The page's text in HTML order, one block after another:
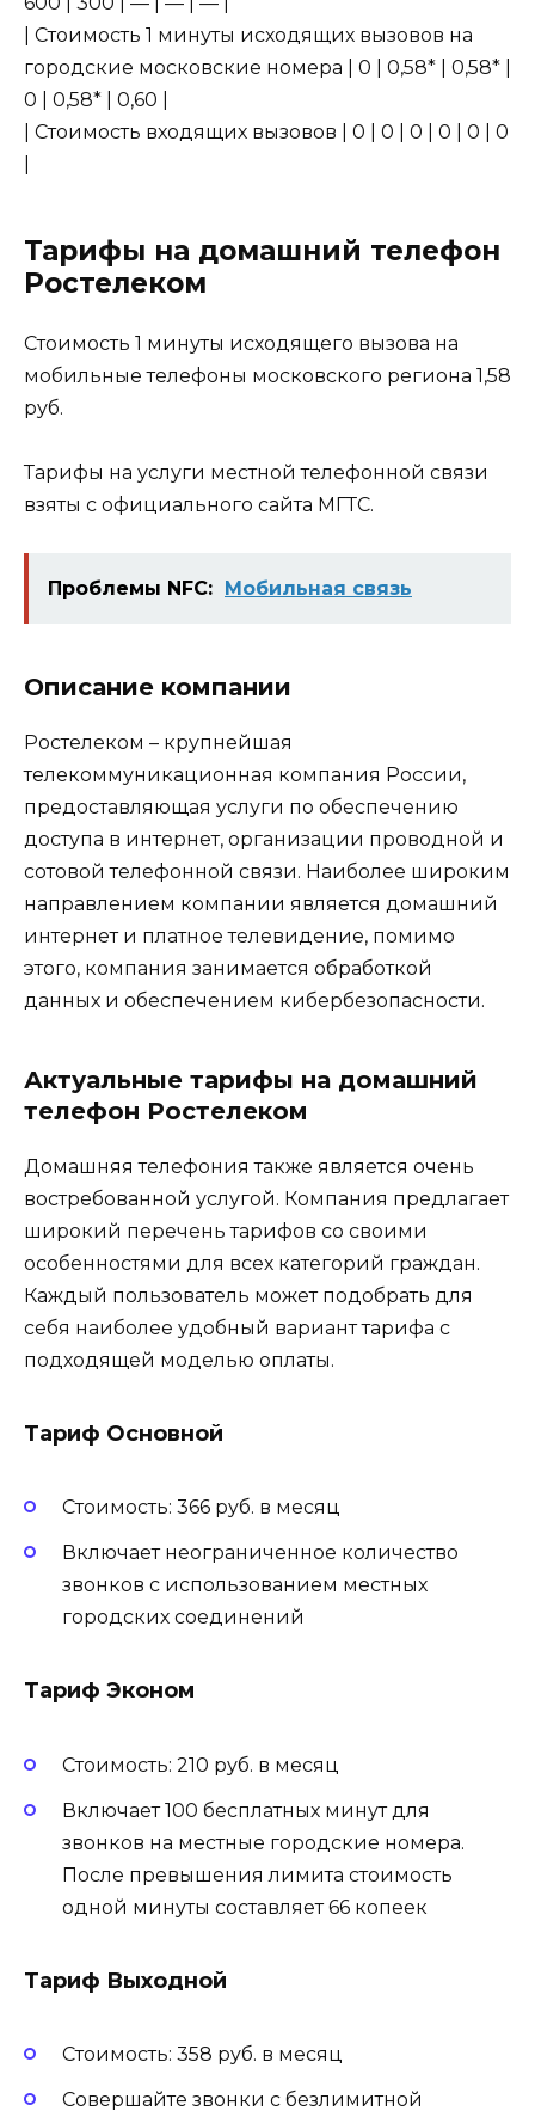
| Стоимость 1 минуты исходящих вызовов на
городские московские номера | 0 | 0,58* | 0,58* |
0 | 0,58* | 0,60 |
| Стоимость входящих вызовов | 0 | 0 | 0 | 0 | 0 | 0
Тарифы на домашний телефон
Ростелеком
Стоимость 1 минуты исходящего вызова на
мобильные телефоны московского региона 1,58
руб.
Тарифы на услуги местной телефонной связи
взяты с официального сайта МГТС.
Проблемы NFC: Мобильная связь
Описание компании
Ростелеком – крупнейшая
телекоммуникационная компания России,
предоставляющая услуги по обеспечению
доступа в интернет, организации проводной и
сотовой телефонной связи. Наиболее широким
направлением компании является домашний
интернет и платное телевидение, помимо
этого, компания занимается обработкой
данных и обеспечением кибербезопасности.
Актуальные тарифы на домашний
телефон Ростелеком
Домашняя телефония также является очень
востребованной услугой. Компания предлагает
широкий перечень тарифов со своими
особенностями для всех категорий граждан.
Каждый пользователь может подобрать для
себя наиболее удобный вариант тарифа с
подходящей моделью оплаты.
Тариф Основной
Стоимость: 366 руб. в месяц
Включает неограниченное количество
звонков с использованием местных
городских соединений
Тариф Эконом
Стоимость: 210 руб. в месяц
Включает 100 бесплатных минут для
звонков на местные городские номера.
После превышения лимита стоимость
одной минуты составляет 66 копеек
Тариф Выходной
Стоимость: 358 руб. в месяц
Совершайте звонки с безлимитной